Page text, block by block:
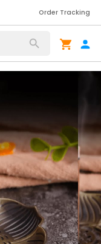
Order Tracking